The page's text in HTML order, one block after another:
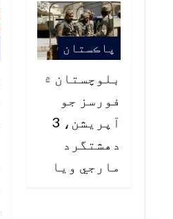
پاڪستان
بلوچستان ۾
فورسز جو
آپريشن، 3
دهشتگرد
مارجي ويا